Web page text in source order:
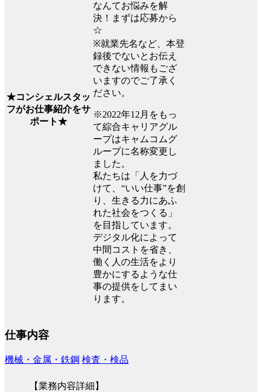
★コンシェルスタッ
フがお仕事紹介をサ
ポート★
なんてお悩みを解
決！まずは応募から
☆
※就業先名など、本登
録後でないとお伝え
できない情報もござ
いますのでご了承く
ださい。
※2022年12月をもっ
て綜合キャリアグル
ープはキャムコムグ
ループに名称変更し
ました。
私たちは「人を力づ
けて、“いい仕事”を創
り、生きる力にあふ
れた社会をつくる」
を目指しています。
デジタル化によって
中間コストを省き、
働く人の生活をより
豊かにするような仕
事の提供をしてまい
ります。
仕事内容
機械・金属・鉄鋼 検査・検品
【業務内容詳細】